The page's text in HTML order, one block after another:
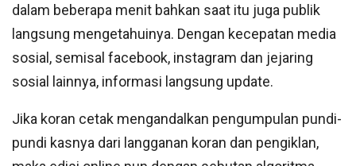
dalam beberapa menit bahkan saat itu juga publik
langsung mengetahuinya. Dengan kecepatan media
sosial, semisal facebook, instagram dan jejaring
sosial lainnya, informasi langsung update.
Jika koran cetak mengandalkan pengumpulan pundi-
pundi kasnya dari langganan koran dan pengiklan,